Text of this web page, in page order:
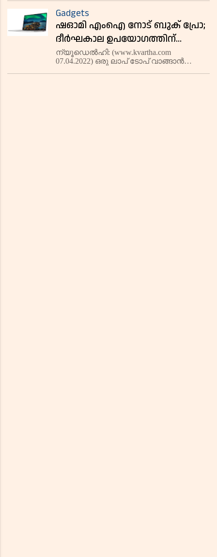
Intel എന്നിവയില്‍ നിന്നുള്ള പുതിയ GPU-
കളും CPU-കളും ഉപയോഗിച്ച് നവീകരിച
Gadgets
ഷഓമി എംഐ നോട് ബുക് പ്രോ;
ദീർഘകാല ഉപയോഗത്തിന്
മികച്ചൊരു ലാപ്ടോപ്; മികച്ച
പ്രവർത്തനവും വീഡിയോ
ന്യൂഡെൽഹി: (www.kvartha.com
07.04.2022) ഒരു ലാപ് ടോപ് വാങ്ങാൻ